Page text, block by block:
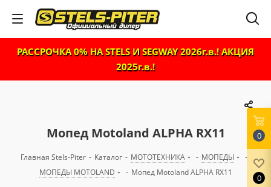
РАССРОЧКА 0% НА STELS И SEGWAY 2026г.в.! АКЦИЯ
2025г.в.!
Мопед Motoland ALPHA RX11
Главная Stels-Piter - Каталог - МОТОТЕХНИКА - МОПЕДЫ
-
МОПЕДЫ MOTOLAND
- Мопед Motoland ALPHA RX11
0
0